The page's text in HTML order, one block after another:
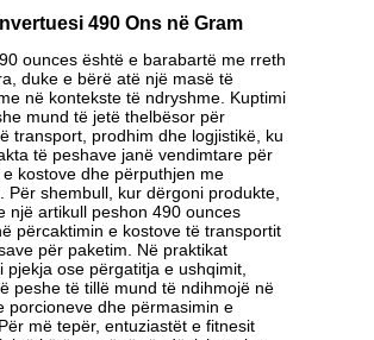
490 Ons në Gram
ounces është e barabartë me rreth
duke e bërë atë një masë të
në kontekste të ndryshme. Kuptimi
mund të jetë thelbësor për
transport, prodhim dhe logjistikë, ku
të peshave janë vendimtare për
kostove dhe përputhjen me
Për shembull, kur dërgoni produkte,
një artikull peshon 490 ounces
përcaktimin e kostove të transportit
për paketim. Në praktikat
pjekja ose përgatitja e ushqimit,
peshe të tillë mund të ndihmojë në
porcioneve dhe përmasimin e
më tepër, entuziastët e fitnesit